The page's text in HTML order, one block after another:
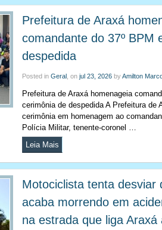
Prefeitura de Araxá
comandante do 37º BPM
despedida
Posted in Geral , on jul 23, 2026 byAmilton
Prefeitura de Araxá homenageia
cerimônia de despedida A Prefeitura de
cerimônia em homenagem ao
Polícia Militar, tenente-coronel …
Leia Mais
Motociclista tenta desviar
acaba morrendo em
na estrada que liga Araxá